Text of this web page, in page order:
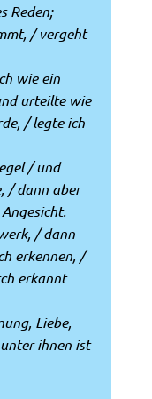
Reden;
/ vergeht
wie ein
urteilte wie
/ legte ich
/ und
/ dann aber
/ dann
erkennen, /
erkannt
Liebe,
ihnen ist